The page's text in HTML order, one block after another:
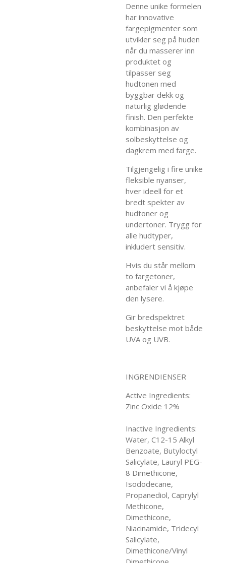
Denne unike formelen
har innovative
fargepigmenter som
utvikler seg på huden
når du masserer inn
produktet og
tilpasser seg
hudtonen med
byggbar dekk og
naturlig glødende
finish. Den perfekte
kombinasjon av
solbeskyttelse og
dagkrem med farge.
Tilgjengelig i fire unike
fleksible nyanser,
hver ideell for et
bredt spekter av
hudtoner og
undertoner. Trygg for
alle hudtyper,
inkludert sensitiv.
Hvis du står mellom
to fargetoner,
anbefaler vi å kjøpe
den lysere.
Gir bredspektret
beskyttelse mot både
UVA og UVB.
INGRENDIENSER
Active Ingredients:
Zinc Oxide 12%
Inactive Ingredients:
Water, C12-15 Alkyl
Benzoate, Butyloctyl
Salicylate, Lauryl PEG-
8 Dimethicone,
Isododecane,
Propanediol, Caprylyl
Methicone,
Dimethicone,
Niacinamide, Tridecyl
Salicylate,
Dimethicone/Vinyl